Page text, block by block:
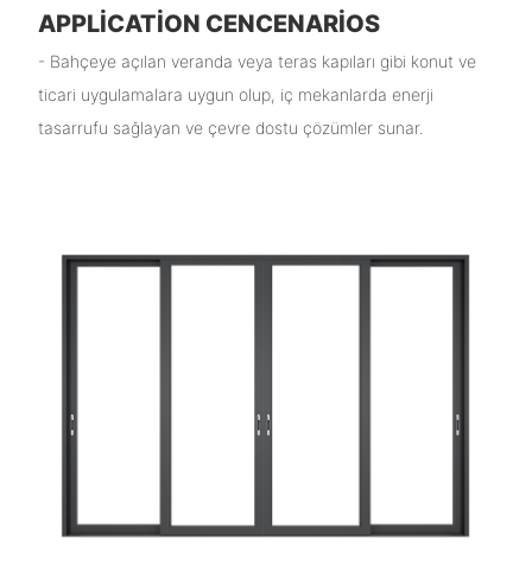
APPLICATION CENCENARIOS
- Bahçeye açılan veranda veya teras kapıları gibi konut ve
ticari uygulamalara uygun olup, iç mekanlarda enerji
tasarrufu sağlayan ve çevre dostu çözümler sunar.